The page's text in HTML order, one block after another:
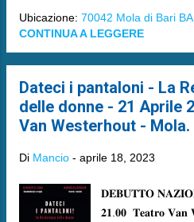
Ubicazione: 70042 Mola di Bari
CONTINUA A LEGGERE
Dateci i pantaloni - La
delle donne - 21 Aprile
Van Westerhout - Mola.
Di Mancio - aprile 18, 2023
𝐃𝐄𝐁𝐔𝐓𝐓𝐎
𝟐𝟏.𝟎𝟎 𝐓𝐞𝐚𝐭𝐫𝐨 𝐕𝐚𝐧